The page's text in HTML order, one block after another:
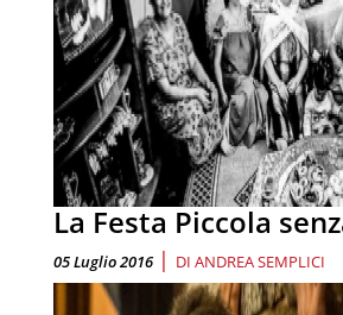
La Festa Piccola
05 Luglio 2016 | DI ANDREA SEMPLICI